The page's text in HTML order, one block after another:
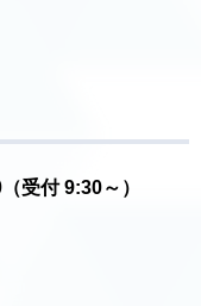
受付 9:30～）